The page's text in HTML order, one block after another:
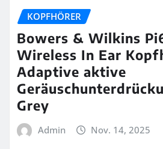
KOPFHÖRER
Bowers & Wilkins
Wireless In Ear
Adaptive aktive
Grey
Admin Nov. 14, 2025